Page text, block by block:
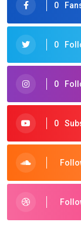
0
0
0
0